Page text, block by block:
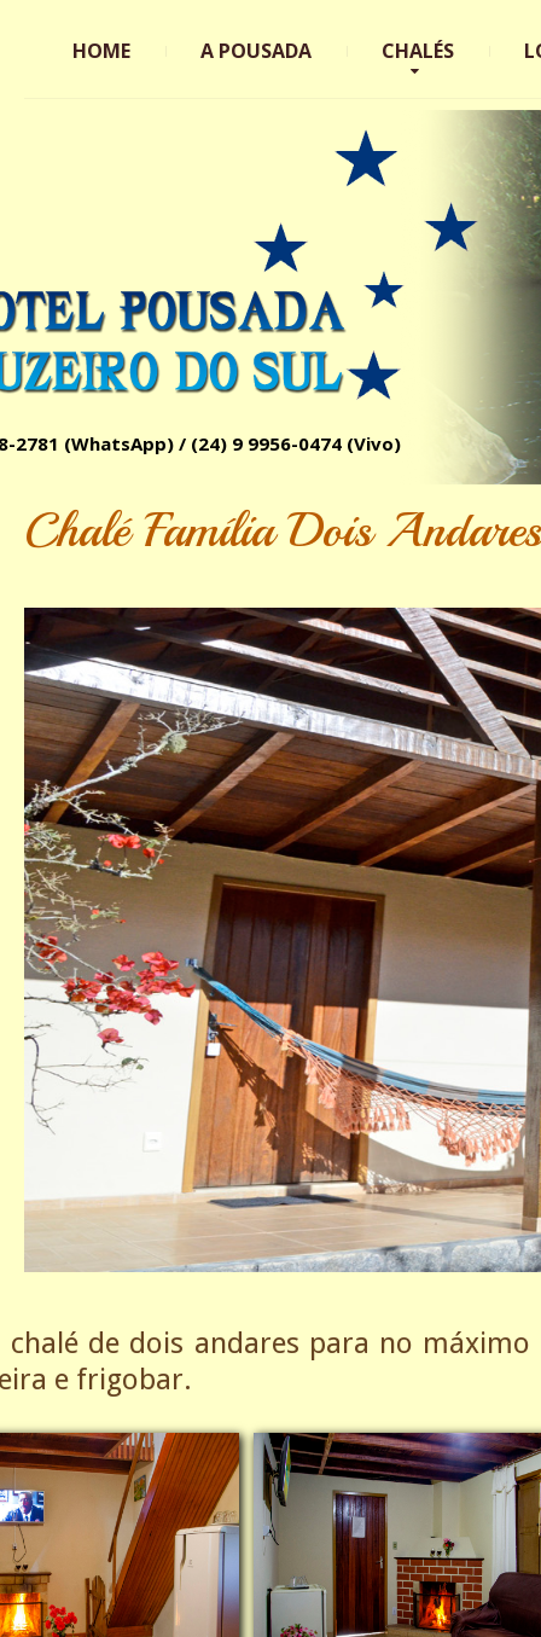
HOME A POUSADA CHALÉS
2781 (WhatsApp) / (24) 9 9956-0474 (Vivo)
Chalé Família Dois Andares
chalé de dois andares para no
e frigobar.